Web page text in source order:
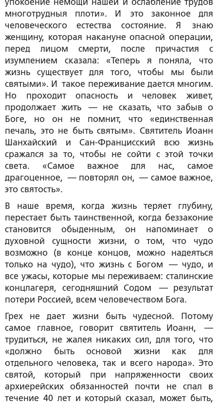
упокоение немощи нашей и ослабление трудов
многотрудныя плоти». И это законное для
человеческого естества состояние. Я знаю
женщину, которая накануне опасной операции,
перед лицом смерти, после причастия с
изумлением сказала: «Теперь я поняла, что
жизнь существует для того, чтобы мы были
святыми». И такое переживание дается многим.
Но проходит опасность и человек живет,
продолжает жить — не сказать, что забыв о
Боге, но он не помнит, что «единственная
печаль, это не быть святым». Святитель Иоанн
Шанхайский и Сан-Францисский всю жизнь
сражался за то, чтобы не сойти с этой точки
света. «Самое важное для нас, самое
драгоценное, — повторял он, — самое важное,
это святость».
В наше время, когда жизнь теряет глубину,
перестает быть таинственной, когда беззаконие
становится обыденным, он напоминает о
духовной сущности жизни, о том, что чудо
возможно (в конце концов, можно надеяться
только на чудо), что жизнь с Богом — чудо, и
все ужасы, которые мы переживаем: сталинские
концлагеря, сегодняшний Содом — результат
потери Россией, всем человечеством Бога.
Грех не дает жизни быть чудесной. Потому
самое главное, говорит святитель Иоанн, —
трудиться, не жалея никаких сил, для того, что
«должно быть основой жизни как для
отдельного человека, так и всего народа». Это
святой, который при напряженности своих
архиерейских обязанностей почти не спал в
течение 40 лет и который сказал, может быть,